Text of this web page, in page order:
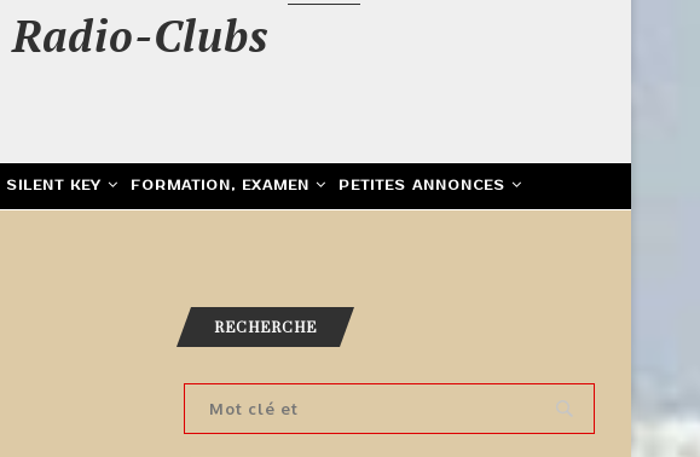
Clubs
SILENT KEY FORMATION, EXAMEN PETITES ANNONCES
RECHERCHE